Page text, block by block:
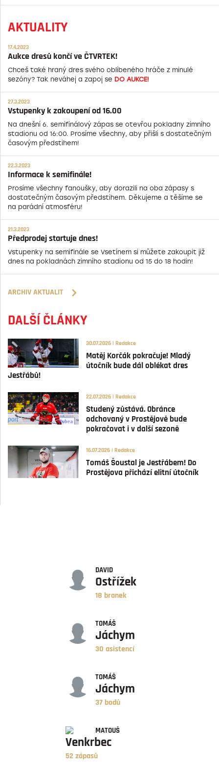
AKTUALITY
17.4.2023
Aukce dresů končí ve ČTVRTEK!
Chceš také hraný dres svého oblíbeného hráče z minulé
sezóny? Tak neváhej a zapoj se DO AUKCE!
27.3.2023
Vstupenky k zakoupení od 16.00
Na dnešní 6. semifinálový zápas se otevřou pokladny zimního
stadionu od 16:00. Prosíme všechny, aby přišli s dostatečným
časovým předstihem!
22.3.2023
Informace k semifinále!
Prosíme všechny fanoušky, aby dorazili na oba zápasy s
dostatečným časovým předstihem. Děkujeme a těšíme se
na parádní atmosféru!
21.3.2023
Předprodej startuje dnes!
Vstupenky na semifinále se Vsetínem si můžete zakoupit již
dnes na pokladnách zimního stadionu od 15 do 18 hodin!
ARCHIV AKTUALIT
DALŠÍ ČLÁNKY
30.07.2026 | Redakce
Matěj Korčák pokračuje! Mladý
útočník bude dál oblékat dres
Jestřábů!
22.07.2026 | Redakce
Studený zůstává. Obránce
odchovaný v Prostějově bude
pokračovat i v další sezoně
16.07.2026 | Redakce
Tomáš Šoustal je Jestřábem! Do
Prostějova přichází elitní útočník
DAVID
Ostřížek
18 branek
TOMÁŠ
Jáchym
30 asistencí
TOMÁŠ
Jáchym
37 bodů
MATOUŠ
Venkrbec
52 zápasů